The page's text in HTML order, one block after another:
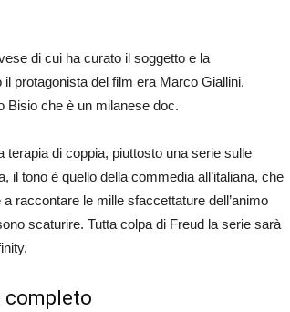
di cui ha curato il soggetto e la
protagonista del film era Marco Giallini,
Bisio che è un milanese doc.
terapia di coppia, piuttosto una serie sulle
tono è quello della commedia all’italiana, che
raccontare le mille sfaccettature dell’animo
scaturire. Tutta colpa di Freud la serie sarà
completo